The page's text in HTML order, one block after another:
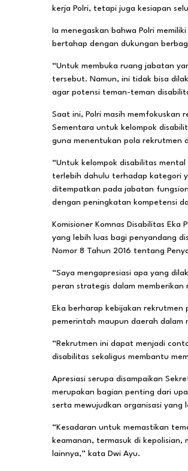
kerja Polri, tetapi juga kesiapan
Ia menegaskan bahwa Polri
bertahap dengan dukungan
“Untuk membuka ruang jabatan
tersebut. Namun, ini tidak bisa
agar potensi teman-teman
Saat ini, Polri masih memfokuskan
Sementara untuk kelompok
guna menentukan pola rekrutmen
“Untuk kelompok disabilitas
terlebih dahulu terhadap kategori
ditempatkan pada jabatan
dengan peningkatan kompetensi
Komisioner Komnas Disabilitas
yang lebih luas bagi penyandang
Nomor 8 Tahun 2016 tentang
“Saya mengapresiasi apa yang
peran strategis dalam
Eka berharap kebijakan
pemerintah maupun daerah dalam
“Rekrutmen ini dapat menjadi
disabilitas sekaligus membantu
Apresiasi serupa disampaikan
merupakan bagian penting dari
serta mewujudkan organisasi yang
“Kesadaran untuk memastikan
keamanan, termasuk di
lainnya,” kata Dwi Ayu.